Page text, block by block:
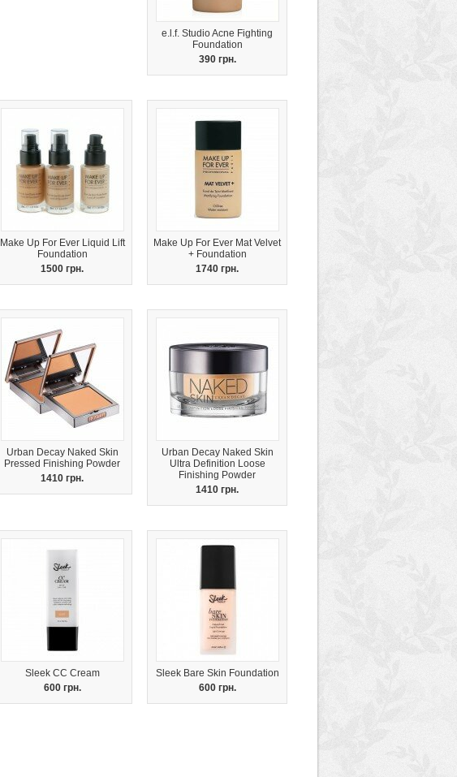
e.l.f. Studio Acne Fighting
Foundation
390 грн.
Make Up For Ever Liquid Lift
Foundation
1500 грн.
Make Up For Ever Mat Velvet
+ Foundation
1740 грн.
Urban Decay Naked Skin
Pressed Finishing Powder
1410 грн.
Urban Decay Naked Skin
Ultra Definition Loose
Finishing Powder
1410 грн.
Sleek CC Cream
600 грн.
Sleek Bare Skin Foundation
600 грн.